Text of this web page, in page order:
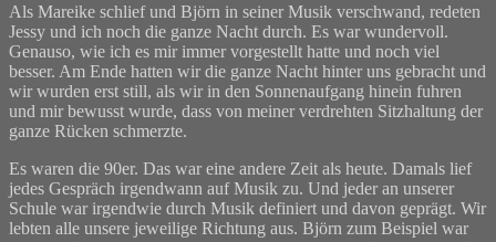
Als Mareike schlief und Björn in seiner Musik verschwand, redeten
Jessy und ich noch die ganze Nacht durch. Es war wundervoll.
Genauso, wie ich es mir immer vorgestellt hatte und noch viel
besser. Am Ende hatten wir die ganze Nacht hinter uns gebracht und
wir wurden erst still, als wir in den Sonnenaufgang hinein fuhren
und mir bewusst wurde, dass von meiner verdrehten Sitzhaltung der
ganze Rücken schmerzte.
Es waren die 90er. Das war eine andere Zeit als heute. Damals lief
jedes Gespräch irgendwann auf Musik zu. Und jeder an unserer
Schule war irgendwie durch Musik definiert und davon geprägt. Wir
lebten alle unsere jeweilige Richtung aus. Björn zum Beispiel war